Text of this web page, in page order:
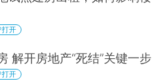
打开
解开房地产“死结”关键一步
打开